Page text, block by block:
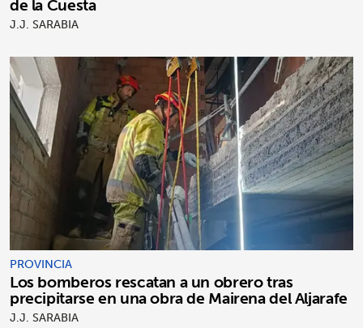
J.J. SARABIA
PROVINCIA
Los bomberos rescatan a un obrero tras
precipitarse en una obra de Mairena del Aljarafe
J.J. SARABIA